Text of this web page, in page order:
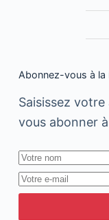
Abonnez-vous à la
Saisissez
vous abonner